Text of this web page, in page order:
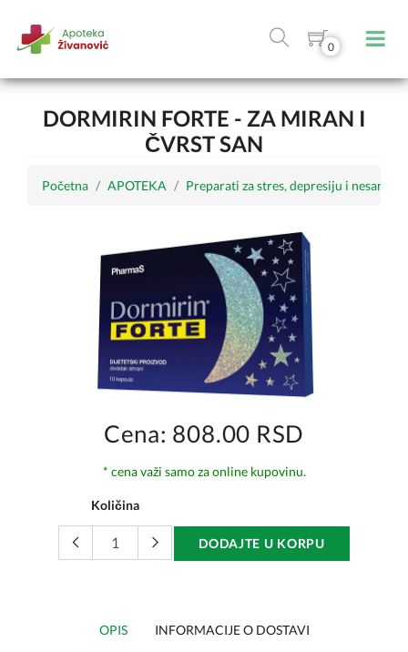
0
DORMIRIN FORTE - ZA MIRAN I
ČVRST SAN
Početna APOTEKA Preparati za stres, depresiju i nesanicu
Cena: 808.00 RSD
* cena važi samo za online kupovinu.
Količina
DODAJTE U KORPU
OPIS INFORMACIJE O DOSTAVI